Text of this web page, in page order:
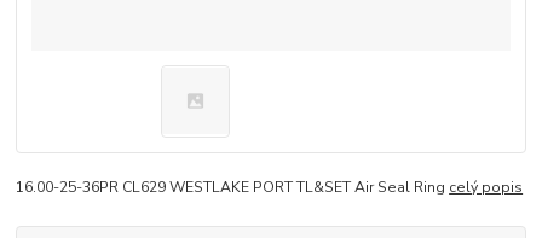
16.00-25-36PR CL629 WESTLAKE PORT TL&SET Air Seal Ring celý popis